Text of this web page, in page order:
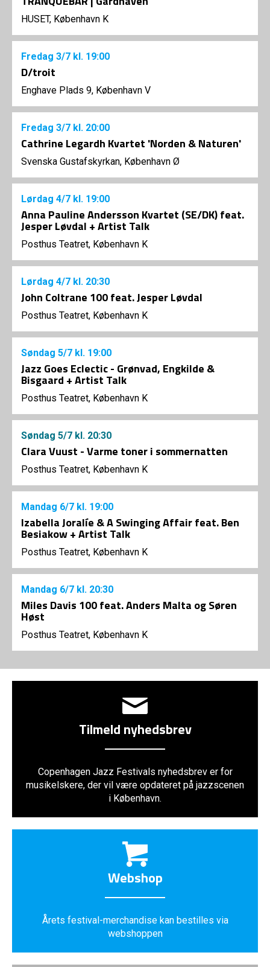
HUSET, København K
Fredag 3/7 kl. 19:00
D/troit
Enghave Plads 9, København V
Fredag 3/7 kl. 20:00
Cathrine Legardh Kvartet 'Norden & Naturen'
Svenska Gustafskyrkan, København Ø
Lørdag 4/7 kl. 19:00
Anna Pauline Andersson Kvartet (SE/DK) feat.
Jesper Løvdal + Artist Talk
Posthus Teatret, København K
Lørdag 4/7 kl. 20:30
John Coltrane 100 feat. Jesper Løvdal
Posthus Teatret, København K
Søndag 5/7 kl. 19:00
Jazz Goes Eclectic - Grønvad, Engkilde &
Bisgaard + Artist Talk
Posthus Teatret, København K
Søndag 5/7 kl. 20:30
Clara Vuust - Varme toner i sommernatten
Posthus Teatret, København K
Mandag 6/7 kl. 19:00
Izabella Joralíe & A Swinging Affair feat. Ben
Besiakow + Artist Talk
Posthus Teatret, København K
Mandag 6/7 kl. 20:30
Miles Davis 100 feat. Anders Malta og Søren
Høst
Posthus Teatret, København K
Tilmeld nyhedsbrev
Copenhagen Jazz Festivals nyhedsbrev er for
musikelskere, der vil være opdateret på jazzscenen
i København.
Webshop
Årets festival-merchandise kan bestilles via
webshoppen